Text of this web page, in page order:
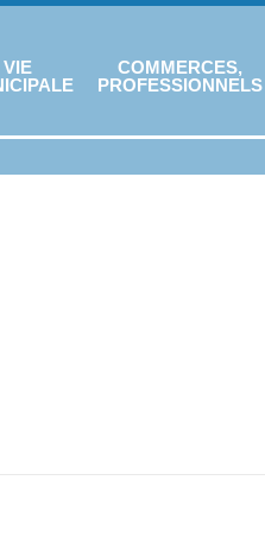
VIE
COMMERCES,
PROFESSIONNELS